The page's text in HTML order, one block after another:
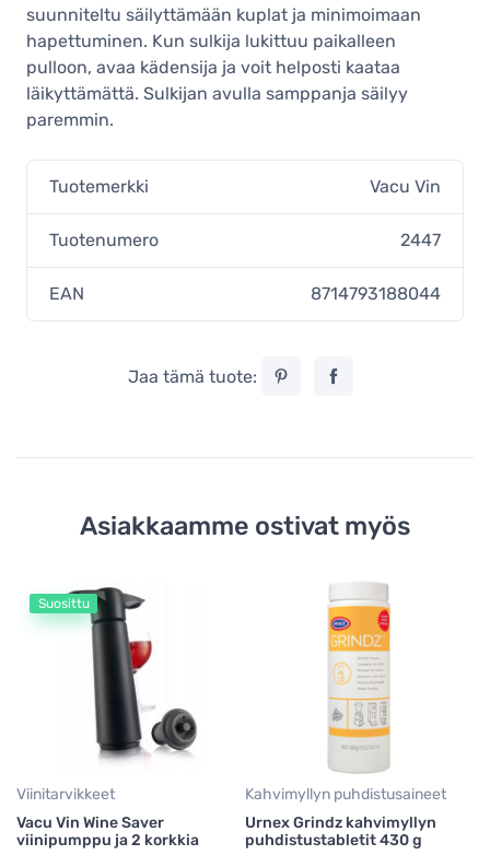
suunniteltu säilyttämään kuplat ja minimoimaan
hapettuminen. Kun sulkija lukittuu paikalleen
pulloon, avaa kädensija ja voit helposti kaataa
läikyttämättä. Sulkijan avulla samppanja säilyy
paremmin.
Tuotemerkki Vacu Vin
Tuotenumero 2447
EAN 8714793188044
Jaa tämä tuote:
Asiakkaamme ostivat myös
Suosittu
Viinitarvikkeet
Vacu Vin Wine Saver
viinipumppu ja 2 korkkia
Kahvimyllyn puhdistusaineet
Urnex Grindz kahvimyllyn
puhdistustabletit 430 g